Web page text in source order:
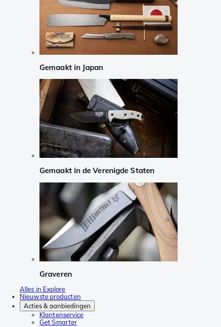
Gemaakt in Japan
Gemaakt in de Verenigde Staten
Graveren
Alles in Explore
Nieuwste producten
Acties & aanbiedingen
Klantenservice
Get Smarter